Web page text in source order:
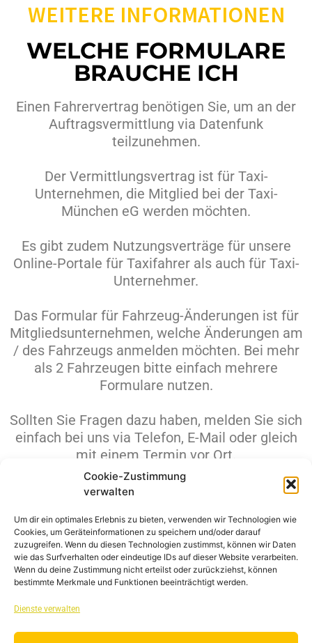
Cookie-Zustimmung
verwalten
Um dir ein optimales Erlebnis zu bieten, verwenden wir Technologien wie
Cookies, um Geräteinformationen zu speichern und/oder darauf
zuzugreifen. Wenn du diesen Technologien zustimmst, können wir Daten
wie das Surfverhalten oder eindeutige IDs auf dieser Website verarbeiten.
Wenn du deine Zustimmung nicht erteilst oder zurückziehst, können
bestimmte Merkmale und Funktionen beeinträchtigt werden.
Dienste verwalten
WEITERE INFORMATIONEN
WELCHE FORMULARE
BRAUCHE ICH
Einen Fahrervertrag benötigen Sie, um an der
Auftragsvermittlung via Datenfunk
teilzunehmen.
Der Vermittlungsvertrag ist für Taxi-
Unternehmen, die Mitglied bei der Taxi-
München eG werden möchten.
Es gibt zudem Nutzungsverträge für unsere
Online-Portale für Taxifahrer als auch für Taxi-
Unternehmer.
Das Formular für Fahrzeug-Änderungen ist für
Mitgliedsunternehmen, welche Änderungen am
/ des Fahrzeugs anmelden möchten. Bei mehr
als 2 Fahrzeugen bitte einfach mehrere
Formulare nutzen.
Sollten Sie Fragen dazu haben, melden Sie sich
einfach bei uns via Telefon, E-Mail oder gleich
mit einem Termin vor Ort.
KONTAKT
IMPRESSUM
DATENSCHUTZ